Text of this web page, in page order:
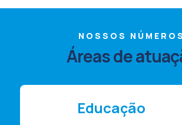
NOSSOS NÚMEROS
Áreas de
Educação